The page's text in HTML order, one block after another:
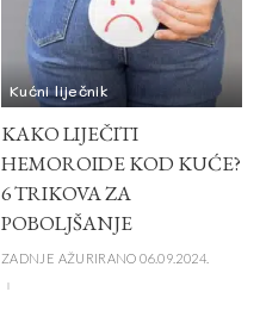
Kućni liječnik
KAKO LIJEČITI
HEMOROIDE KOD KUĆE?
6 TRIKOVA ZA
POBOLJŠANJE
ZADNJE AŽURIRANO 06.09.2024.